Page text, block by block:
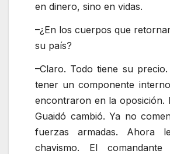
en dinero, sino en vidas.
–¿En los cuerpos que
su país?
–Claro. Todo tiene su
tener un componente
encontraron en la oposición.
Guaidó cambió. Ya no
fuerzas armadas. Ahora
chavismo. El